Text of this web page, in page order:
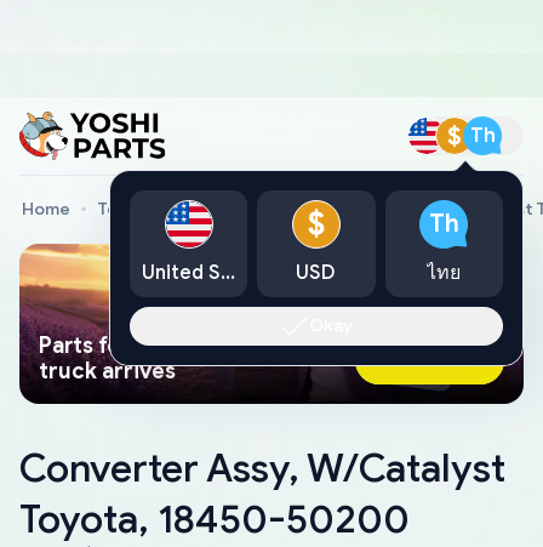
$ Th
Home Toyota Genuine Parts Converter Assy, W/Catalyst
Parts found faster than a tow
truck arrives
Ask AI Now
Converter Assy, W/Catalyst
Toyota, 18450-50200
United States
$
USD
Th
ไทย